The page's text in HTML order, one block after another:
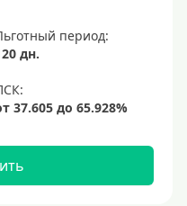
период:
дн.